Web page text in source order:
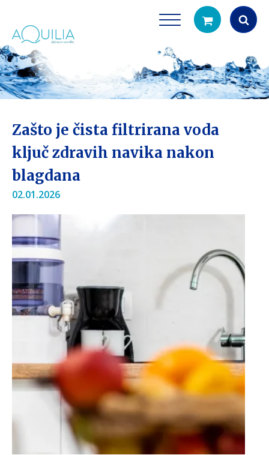
search
Zašto je čista filtrirana voda
ključ zdravih navika nakon
blagdana
02.01.2026Tuš glave